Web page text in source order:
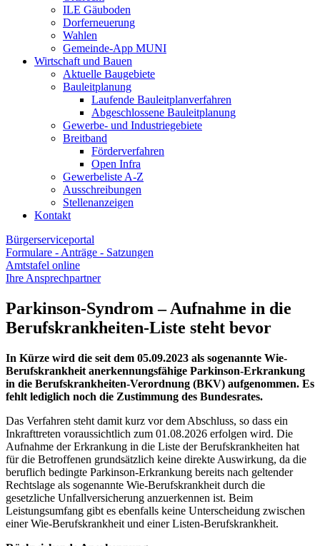
ILE Gäuboden
Dorferneuerung
Wahlen
Gemeinde-App MUNI
Wirtschaft und Bauen
Aktuelle Baugebiete
Bauleitplanung
Laufende Bauleitplanverfahren
Abgeschlossene Bauleitplanung
Gewerbe- und Industriegebiete
Breitband
Förderverfahren
Open Infra
Gewerbeliste A-Z
Ausschreibungen
Stellenanzeigen
Kontakt
Bürgerserviceportal
Formulare - Anträge - Satzungen
Amtstafel online
Ihre Ansprechpartner
Parkinson-Syndrom – Aufnahme in die
Berufskrankheiten-Liste steht bevor
In Kürze wird die seit dem 05.09.2023 als sogenannte Wie-
Berufskrankheit anerkennungsfähige Parkinson-Erkrankung
in die Berufskrankheiten-Verordnung (BKV) aufgenommen. Es
fehlt lediglich noch die Zustimmung des Bundesrates.
Das Verfahren steht damit kurz vor dem Abschluss, so dass ein
Inkrafttreten voraussichtlich zum 01.08.2026 erfolgen wird. Die
Aufnahme der Erkrankung in die Liste der Berufskrankheiten hat
für die Betroffenen grundsätzlich keine direkte Auswirkung, da die
beruflich bedingte Parkinson-Erkrankung bereits nach geltender
Rechtslage als sogenannte Wie-Berufskrankheit durch die
gesetzliche Unfallversicherung anzuerkennen ist. Beim
Leistungsumfang gibt es ebenfalls keine Unterscheidung zwischen
einer Wie-Berufskrankheit und einer Listen-Berufskrankheit.